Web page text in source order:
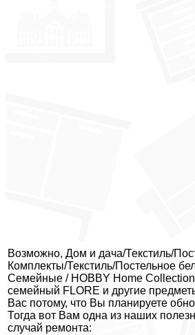
Возможно, Дом и дача/Текстиль/
Комплекты/Текстиль/Постельное
Семейные / HOBBY Home
семейный FLORE и другие
Вас потому, что Вы планируете
Тогда вот Вам одна из наших
случай ремонта: